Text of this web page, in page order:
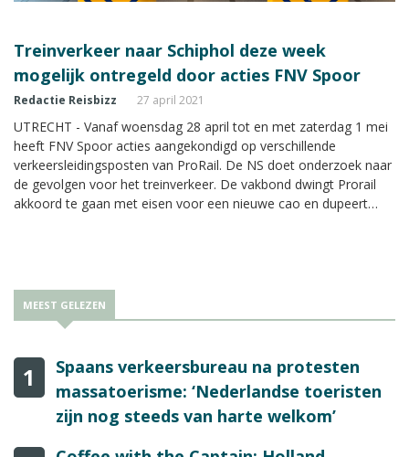
Treinverkeer naar Schiphol deze week
mogelijk ontregeld door acties FNV Spoor
Redactie Reisbizz 27 april 2021
UTRECHT - Vanaf woensdag 28 april tot en met zaterdag 1 mei
heeft FNV Spoor acties aangekondigd op verschillende
verkeersleidingsposten van ProRail. De NS doet onderzoek naar
de gevolgen voor het treinverkeer. De vakbond dwingt Prorail
akkoord te gaan met eisen voor een nieuwe cao en dupeert
MEEST GELEZEN
1
Spaans verkeersbureau na protesten
massatoerisme: ‘Nederlandse toeristen
zijn nog steeds van harte welkom’